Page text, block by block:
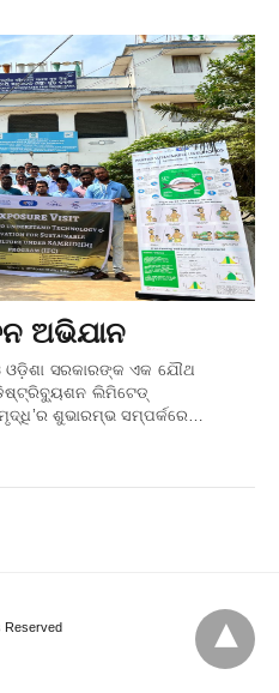
ଅଭିଯାନ
ଓଡ଼ିଶା ସରକାରଙ୍କ ଏକ ଯୌଥ
ଲିମିଟେଡ୍‌
ଶୁଭାରମ୍ଭ ସମ୍ପର୍କରେ…
Reserved